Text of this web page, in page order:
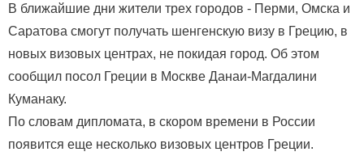
В ближайшие дни жители трех городов - Перми, Омска и
Саратова смогут получать шенгенскую визу в Грецию, в
новых визовых центрах, не покидая город. Об этом
сообщил посол Греции в Москве Данаи-Магдалини
Куманаку.
По словам дипломата, в скором времени в России
появится еще несколько визовых центров Греции.